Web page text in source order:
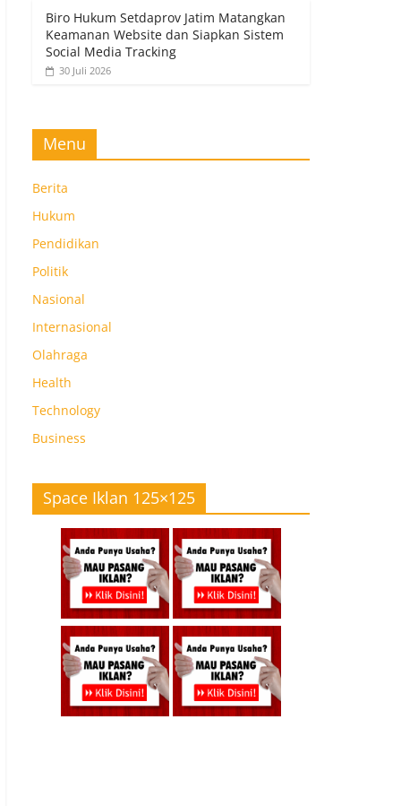
Biro Hukum Setdaprov Jatim Matangkan
Keamanan Website dan Siapkan Sistem
Social Media Tracking
30 Juli 2026
Menu
Berita
Hukum
Pendidikan
Politik
Nasional
Internasional
Olahraga
Health
Technology
Business
Space Iklan 125×125